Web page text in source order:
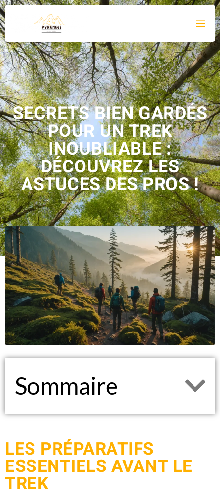
SECRETS BIEN GARDÉS
POUR UN TREK
INOUBLIABLE :
DÉCOUVREZ LES
ASTUCES DES PROS !
Sommaire
LES PRÉPARATIFS
ESSENTIELS AVANT LE
TREK